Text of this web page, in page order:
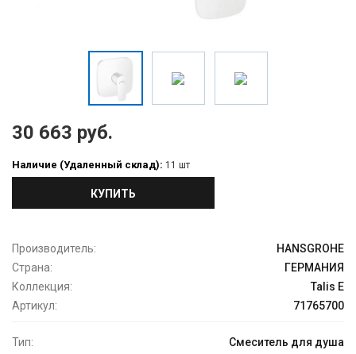
30 663 руб.
Наличие (Удаленный склад): 11 шт
КУПИТЬ
Производитель:
HANSGROHE
Страна:
ГЕРМАНИЯ
Коллекция:
Talis E
Артикул:
71765700
Тип:
Смеситель для душа